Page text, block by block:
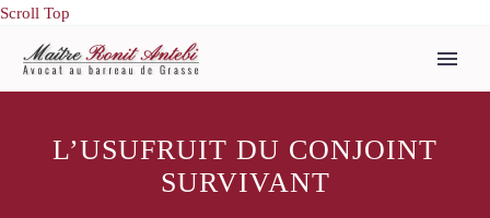
Scroll Top
L’USUFRUIT DU CONJOINT
SURVIVANT